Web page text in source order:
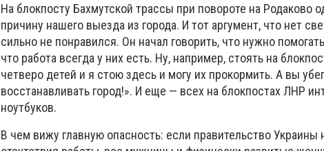
На блокпосту Бахмутской трассы при повороте на Родаково
причину нашего выезда из города. И тот аргумент, что нет
сильно не понравился. Он начал говорить, что нужно
что работа всегда у них есть. Ну, например, стоять на
четверо детей и я стою здесь и могу их прокормить. А вы
восстанавливать город!». И еще — всех на блокпостах ЛНР
ноутбуков.
В чем вижу главную опасность: если правительство Украины